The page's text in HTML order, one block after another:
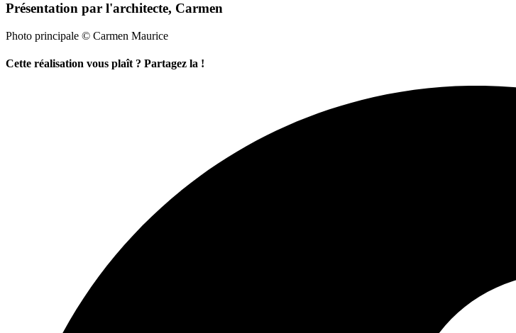
Présentation par l'architecte, Carmen
Photo principale © Carmen Maurice
Cette réalisation vous plaît ? Partagez la !